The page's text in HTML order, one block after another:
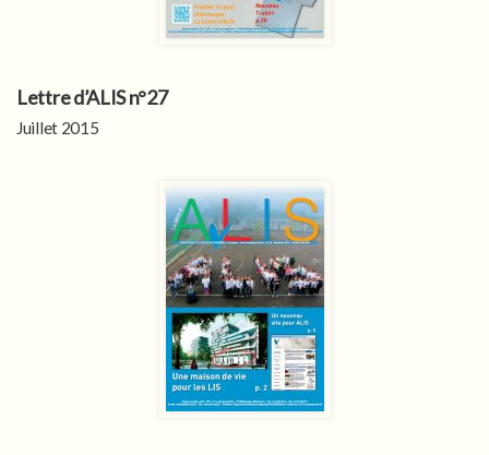
Lettre d’ALIS n°27
Juillet 2015